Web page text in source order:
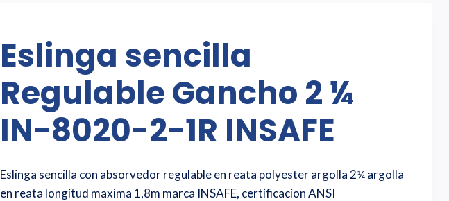
Eslinga sencilla
Regulable Gancho 2 ¼
IN-8020-2-1R INSAFE
Eslinga sencilla con absorvedor regulable en reata polyester argolla 2¼ argolla
en reata longitud maxima 1,8m marca INSAFE, certificacion ANSI